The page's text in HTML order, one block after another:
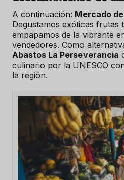
A continuación: Mercado
Degustamos exóticas frutas
empapamos de la vibrante
vendedores. Como
Abastos La Perseverancia
culinario por la UNESCO
la región.